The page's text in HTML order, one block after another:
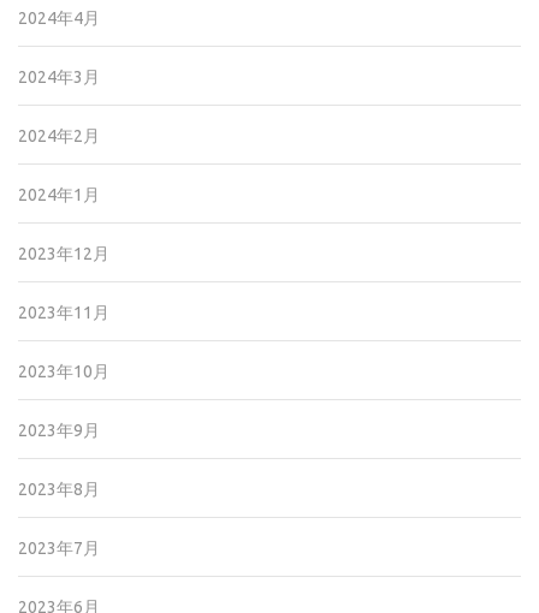
2024年4月
2024年3月
2024年2月
2024年1月
2023年12月
2023年11月
2023年10月
2023年9月
2023年8月
2023年7月
2023年6月